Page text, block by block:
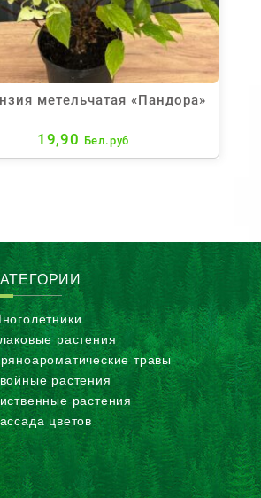
метельчатая «Пандора»
19,90 Бел.руб
растения
травы
растения
растения
цветов